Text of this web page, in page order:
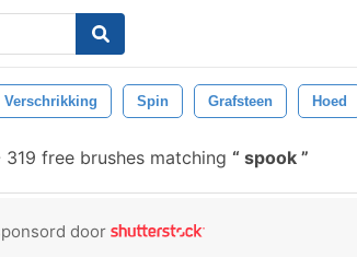
Verschrikking Spin Grafsteen Hoed
319 free brushes matching spook
door